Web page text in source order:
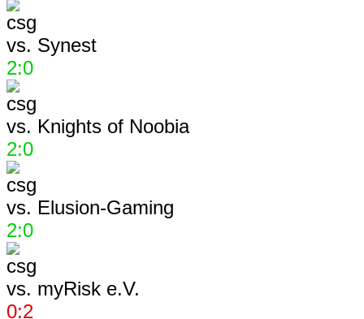
vs. Synest
2:0
vs. Knights of Noobia
2:0
vs. Elusion-Gaming
2:0
vs. myRisk e.V.
0:2